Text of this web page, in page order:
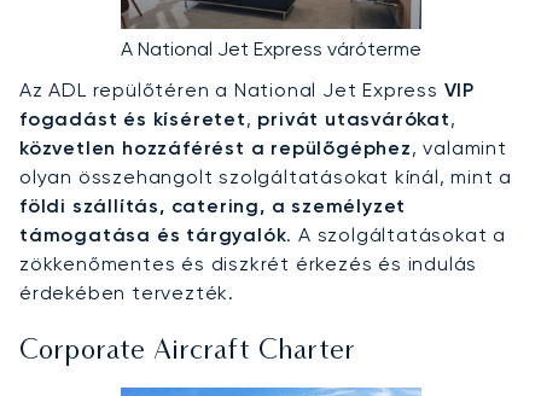
A National Jet Express váróterme
Az ADL repülőtéren a National Jet Express VIP
fogadást és kíséretet, privát utasvárókat,
közvetlen hozzáférést a repülőgéphez, valamint
olyan összehangolt szolgáltatásokat kínál, mint a
földi szállítás, catering, a személyzet
támogatása és tárgyalók. A szolgáltatásokat a
zökkenőmentes és diszkrét érkezés és indulás
érdekében tervezték.
Corporate Aircraft Charter